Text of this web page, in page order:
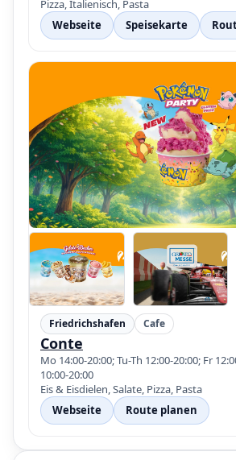
Pizza, Italienisch, Pasta
Webseite
Speisekarte
Friedrichshafen Cafe
Conte
Mo 14:00-20:00; Tu-Th 12:00-20:00; Fr
10:00-20:00
Eis & Eisdielen, Salate, Pizza, Pasta
Webseite
Route planen